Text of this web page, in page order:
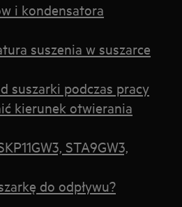
i kondensatora
suszenia w suszarce
suszarki podczas pracy
kierunek otwierania
STA9GW3,
do odpływu?